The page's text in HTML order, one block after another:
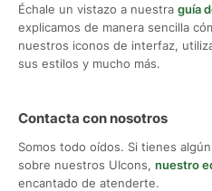
Échale un vistazo a nuestra guía
explicamos de manera sencilla
nuestros iconos de interfaz,
sus estilos y mucho más.
Contacta con nosotros
Somos todo oídos. Si tienes
sobre nuestros UIcons, nuestro
encantado de atenderte.